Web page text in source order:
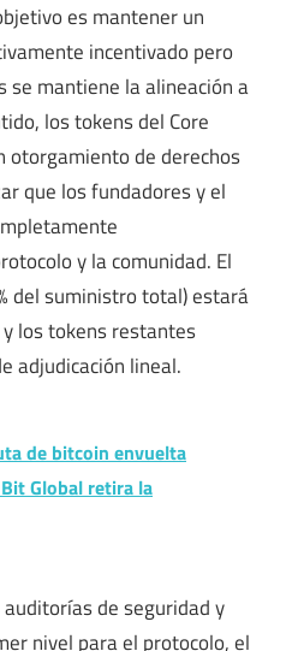
es mantener un
incentivado pero
se mantiene la alineación a
los tokens del Core
otorgamiento de derechos
que los fundadores y el
y la comunidad. El
del suministro total) estará
los tokens restantes
adjudicación lineal.
de bitcoin envuelta
Global retira la
de seguridad y
nivel para el protocolo, el